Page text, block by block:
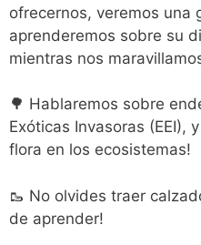
ofrecernos, veremos una
aprenderemos sobre su
mientras nos
🌳 Hablaremos sobre
Exóticas Invasoras (EEI),
flora en los ecosistemas!
🥾 No olvides traer
de aprender!